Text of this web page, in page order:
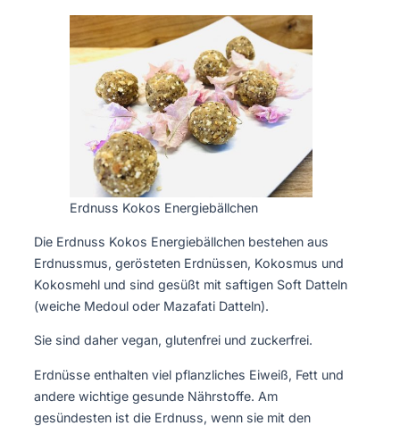
Erdnuss Kokos Energiebällchen
Die Erdnuss Kokos Energiebällchen bestehen aus
Erdnussmus, gerösteten Erdnüssen, Kokosmus und
Kokosmehl und sind gesüßt mit saftigen Soft Datteln
(weiche Medoul oder Mazafati Datteln).
Sie sind daher vegan, glutenfrei und zuckerfrei.
Erdnüsse enthalten viel pflanzliches Eiweiß, Fett und
andere wichtige gesunde Nährstoffe. Am
gesündesten ist die Erdnuss, wenn sie mit den